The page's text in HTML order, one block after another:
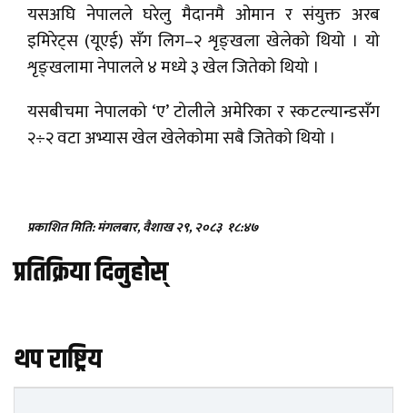
यसअघि नेपालले घरेलु मैदानमै ओमान र संयुक्त अरब
इमिरेट्स (यूएई) सँग लिग–२ शृङ्खला खेलेको थियो । यो
शृङ्खलामा नेपालले ४ मध्ये ३ खेल जितेको थियो ।
यसबीचमा नेपालको ‘ए’ टोलीले अमेरिका र स्कटल्यान्डसँग
२÷२ वटा अभ्यास खेल खेलेकोमा सबै जितेको थियो ।
प्रकाशित मिति: मंगलबार, वैशाख २९, २०८३ १८:४७
प्रतिक्रिया दिनुहोस्
थप राष्ट्रिय